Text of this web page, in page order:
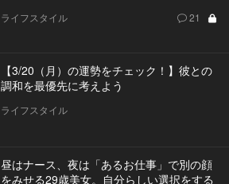
ライフスタイル 21
【3/20（月）の運勢をチェック！】彼との
調和を最優先に考えよう
ライフスタイル
昼はナース、夜は「あるお仕事」で別の顔
をみせる29歳美女。自分らしい選択をする